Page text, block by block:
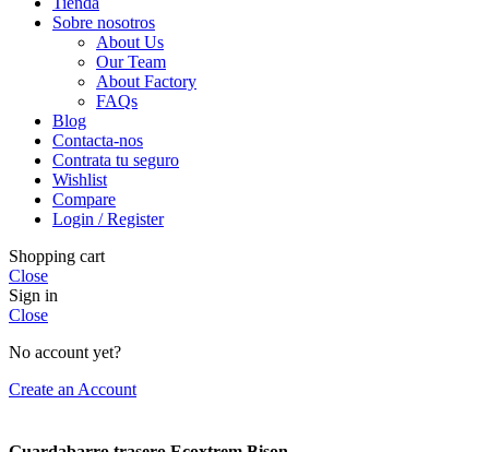
Sobre nosotros
About Us
Our Team
About Factory
FAQs
Blog
Contacta-nos
Contrata tu seguro
Wishlist
Compare
Login / Register
Shopping cart
Close
Sign in
Close
No account yet?
Create an Account